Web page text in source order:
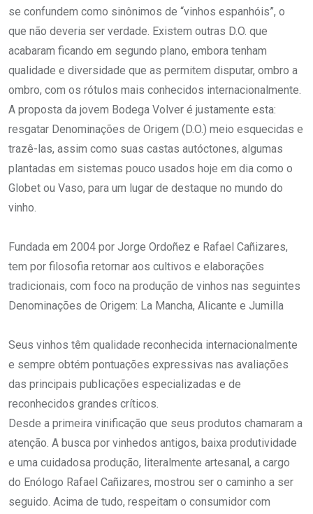
se confundem como sinônimos de “vinhos espanhóis”, o
que não deveria ser verdade. Existem outras D.O. que
acabaram ficando em segundo plano, embora tenham
qualidade e diversidade que as permitem disputar, ombro a
ombro, com os rótulos mais conhecidos internacionalmente.
A proposta da jovem Bodega Volver é justamente esta:
resgatar Denominações de Origem (D.O.) meio esquecidas e
trazê-las, assim como suas castas autóctones, algumas
plantadas em sistemas pouco usados hoje em dia como o
Globet ou Vaso, para um lugar de destaque no mundo do
vinho.
Fundada em 2004 por Jorge Ordoñez e Rafael Cañizares,
tem por filosofia retornar aos cultivos e elaborações
tradicionais, com foco na produção de vinhos nas seguintes
Denominações de Origem: La Mancha, Alicante e Jumilla
Seus vinhos têm qualidade reconhecida internacionalmente
e sempre obtém pontuações expressivas nas avaliações
das principais publicações especializadas e de
reconhecidos grandes críticos.
Desde a primeira vinificação que seus produtos chamaram a
atenção. A busca por vinhedos antigos, baixa produtividade
e uma cuidadosa produção, literalmente artesanal, a cargo
do Enólogo Rafael Cañizares, mostrou ser o caminho a ser
seguido. Acima de tudo, respeitam o consumidor com